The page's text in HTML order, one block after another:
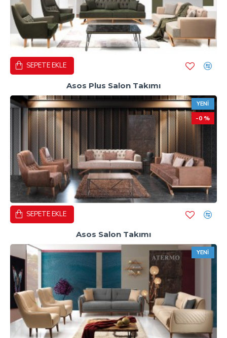
Asos Plus Salon Takımı
SEPETE EKLE
YENI
-0 %
Asos Salon Takımı
SEPETE EKLE
YENI